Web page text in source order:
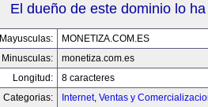
El dueño de este dominio lo
Mayusculas:
MONETIZA.COM.ES
Minusculas:
monetiza.com.es
Longitud:
8 caracteres
Categorias:
Internet, Ventas y